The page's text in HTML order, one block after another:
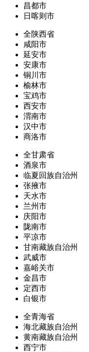
昌都市
日喀则市
全陕西省
咸阳市
延安市
安康市
铜川市
榆林市
宝鸡市
西安市
渭南市
汉中市
商洛市
全甘肃省
酒泉市
临夏回族自治州
张掖市
天水市
兰州市
庆阳市
陇南市
平凉市
甘南藏族自治州
武威市
嘉峪关市
金昌市
定西市
白银市
全青海省
海北藏族自治州
黄南藏族自治州
西宁市